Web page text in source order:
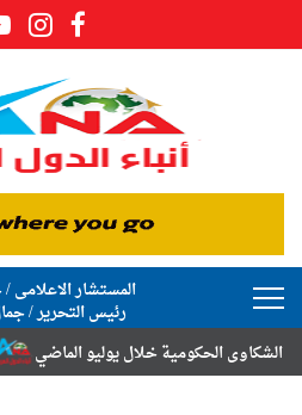
المستشار
رئيس التحرير /
الحكومية خلال يوليو الماضي